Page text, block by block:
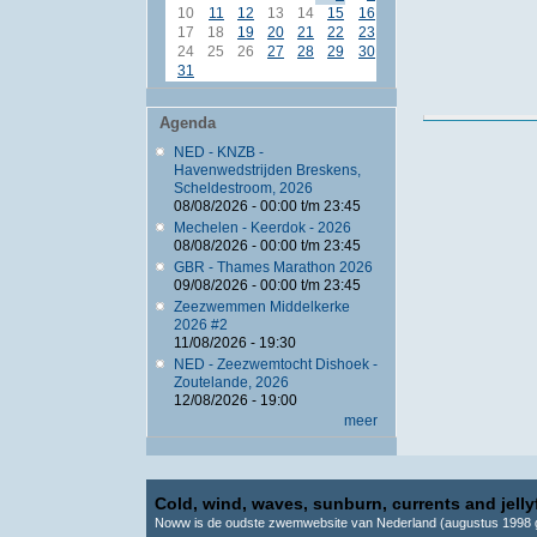
10
11 12 13 14 15
16
17
18 19 20 21 22
23
24
25 26 27 28 29
30
31
Agenda
NED - KNZB -
Havenwedstrijden Breskens,
Scheldestroom, 2026
08/08/2026 - 00:00t/m 23:45
Mechelen - Keerdok - 2026
08/08/2026 - 00:00t/m 23:45
GBR - Thames Marathon 2026
09/08/2026 - 00:00t/m 23:45
Zeezwemmen Middelkerke
2026 #2
11/08/2026 - 19:30
NED - Zeezwemtocht Dishoek -
Zoutelande, 2026
12/08/2026 - 19:00
meer
Cold, wind, waves, sunburn, currents and
Noww is de oudste zwemwebsite van Nederland (augustus 1998